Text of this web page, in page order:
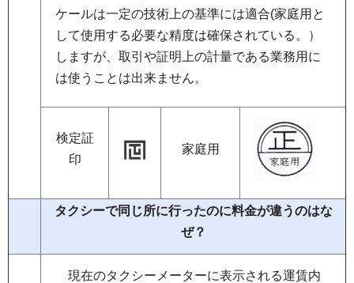
ケールは一定の技術上の基準には適合(家庭用と
して使用する必要な精度は確保されている。）
しますが、取引や証明上の計量である業務用に
は使うことは出来ません。
検定証
印
家庭用
タクシーで同じ所に行ったのに料金が違うのはな
ぜ？
現在のタクシーメーターに表示される運賃内